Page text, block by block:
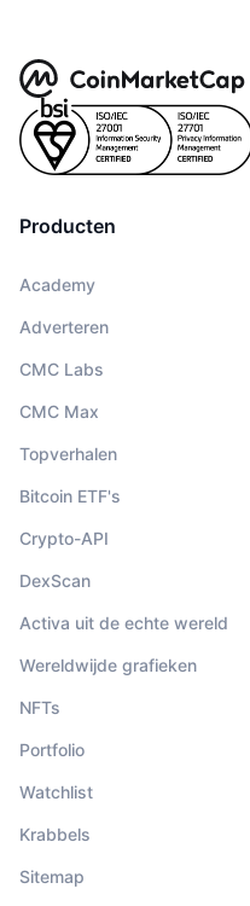
Producten
Academy
Adverteren
CMC Labs
CMC Max
Topverhalen
Bitcoin ETF's
Crypto-API
DexScan
Activa uit de echte wereld
Wereldwijde grafieken
NFTs
Portfolio
Watchlist
Krabbels
Sitemap